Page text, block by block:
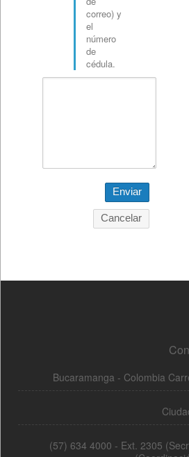
Bucaramanga - Colombia
(57) 634 4000 - Ext. 2305